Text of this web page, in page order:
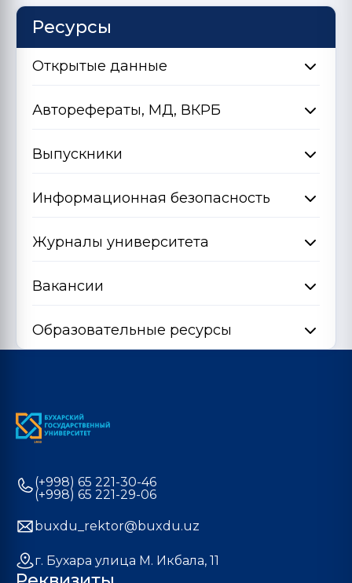
Ресурсы
Открытые данные
Авторефераты, МД, ВКРБ
Выпускники
Информационная безопасность
Журналы университета
Вакансии
Образовательные ресурсы
(+998) 65 221-30-46
(+998) 65 221-29-06
buxdu_rektor@buxdu.uz
г. Бухара улица М. Икбала, 11